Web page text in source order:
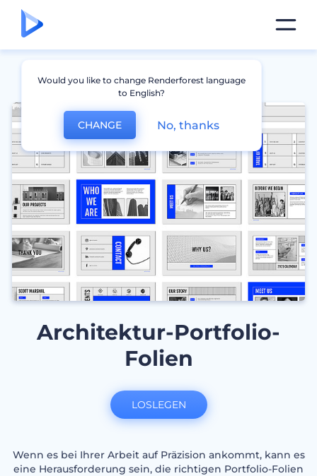
Architektur-Portfolio-
Folien
Wenn es bei Ihrer Arbeit auf Präzision ankommt, kann es
eine Herausforderung sein, die richtigen Portfolio-Folien
LOSLEGEN
Would you like to change Renderforest language
to English?
CHANGE No, thanks